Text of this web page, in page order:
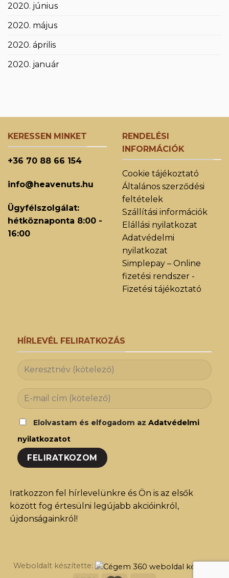
2020. június
2020. május
2020. április
2020. január
KERESSEN MINKET
+36 70 88 66 154
info@heavenuts.hu
Ügyfélszolgálat:
hétköznaponta 8:00 -
16:00
RENDELÉSI
INFORMÁCIÓK
Cookie tájékoztató
Általános szerződési
feltételek
Szállítási információk
Elállási nyilatkozat
Adatvédelmi
nyilatkozat
Simplepay – Online
fizetési rendszer -
Fizetési tájékoztató
HÍRLEVÉL FELIRATKOZÁS
Elolvastam és elfogadom az Adatvédelmi
nyilatkozatot
Iratkozzon fel hírlevelünkre és Ön is az elsők
között fog értesülni legújabb akcióinkról,
újdonságainkról!
Weboldalt készítette: